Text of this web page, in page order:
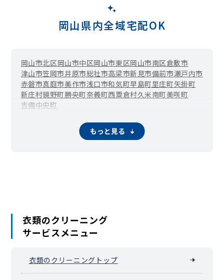
岡山県内全域宅配OK
岡山市北区岡山市中区岡山市東区岡山市南区倉敷市
津山市笠岡市井原市総社市高梁市新見市備前市瀬戸内市
赤磐市真庭市美作市浅口市和気町早島町里庄町矢掛町
新庄村鏡野町勝央町奈義町西粟倉村久米南町美咲町
吉備中央町
もっと見る
衣類のクリーニング
サービスメニュー
衣類のクリーニングトップ